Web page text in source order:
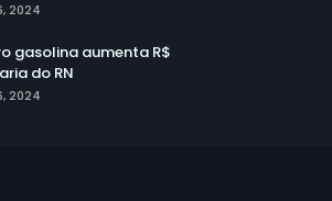
2024
gasolina aumenta R$
do RN
2024